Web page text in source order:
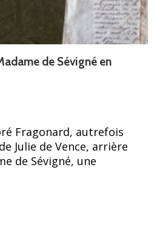
de Sévigné en
Fragonard, autrefois
Julie de Vence, arrière
de Sévigné, une